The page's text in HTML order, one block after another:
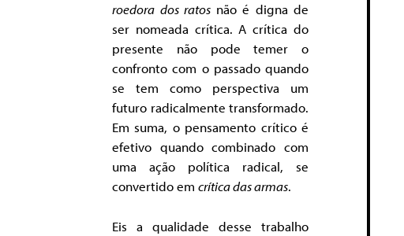
roedora dos ratos não é digna de
ser nomeada crítica. A crítica do
presente não pode temer o
confronto com o passado quando
se tem como perspectiva um
futuro radicalmente transformado.
Em suma, o pensamento crítico é
efetivo quando combinado com
uma ação política radical, se
convertido em crítica das armas.
Eis a qualidade desse trabalho